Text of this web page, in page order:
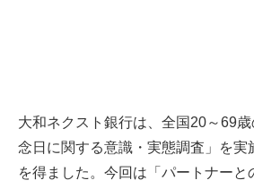
大和ネクスト銀行は、全国20～69
念日に関する意識・実態調査」を実
を得ました。今回は「パートナーと